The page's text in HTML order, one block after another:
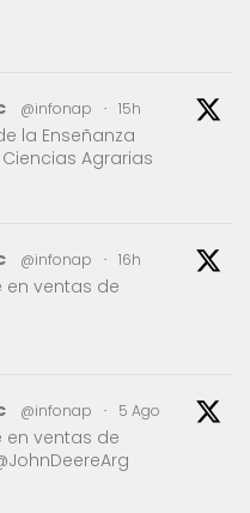
@infonap · 15h
la Enseñanza
Agrarias
@infonap · 16h
en ventas de
@infonap · 5 Ago
en ventas de